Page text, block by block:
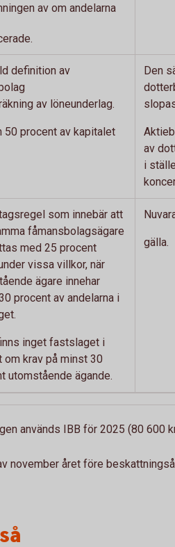
av om andelarna
definition av
av löneunderlag.
50 procent av kapitalet
Den
av
i
som innebär att
fåmansbolagsägare
med 25 procent
vissa villkor, när
ägare innehar
procent av andelarna i
inget fastslaget i
om krav på minst 30
utomstående ägande.
gälla.
används IBB för 2025 (80 600
november året före